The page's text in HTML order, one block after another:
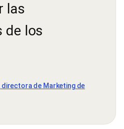
las
de los
de Marketing de